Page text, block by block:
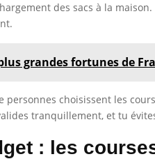
des sacs à la
grandes fortunes de
personnes choisissent les
tranquillement, et tu
: les